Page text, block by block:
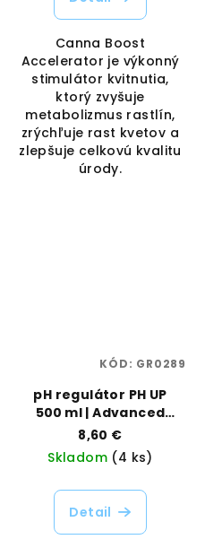
Canna Boost
Accelerator je výkonný
stimulátor kvitnutia,
ktorý zvyšuje
metabolizmus rastlín,
zrýchľuje rast kvetov a
zlepšuje celkovú kvalitu
úrody.
pH regulátor PH UP
500 ml | Advanced
Hydroponics |
Vaporama
8,60 €
Skladom (4 ks)
Detail
KÓD: GR0289